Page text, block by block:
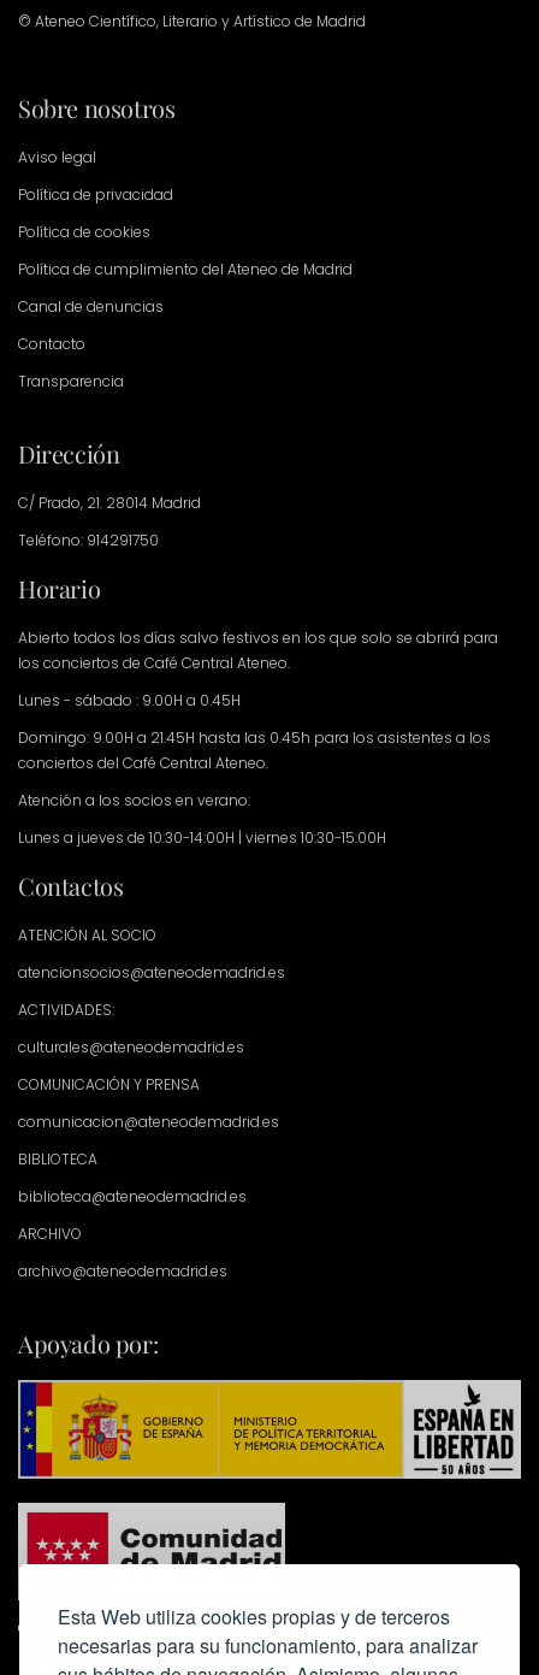
Esta Web utiliza cookies propias y de terceros
necesarias para su funcionamiento, para analizar
© Ateneo Científico, Literario y Artístico de Madrid
Sobre nosotros
Aviso legal
Política de privacidad
Política de cookies
Política de cumplimiento del Ateneo de Madrid
Canal de denuncias
Contacto
Transparencia
Dirección
C/ Prado, 21. 28014 Madrid
Teléfono: 914291750
Horario
Abierto todos los días salvo festivos en los que solo se abrirá para
los conciertos de Café Central Ateneo.
Lunes - sábado : 9.00H a 0.45H
Domingo: 9.00H a 21.45H hasta las 0.45h para los asistentes a los
conciertos del Café Central Ateneo.
Atención a los socios en verano:
Lunes a jueves de 10:30-14:00H | viernes 10:30-15:00H
Contactos
ATENCIÓN AL SOCIO
atencionsocios@ateneodemadrid.es
ACTIVIDADES:
culturales@ateneodemadrid.es
COMUNICACIÓN Y PRENSA
comunicacion@ateneodemadrid.es
BIBLIOTECA
biblioteca@ateneodemadrid.es
ARCHIVO
archivo@ateneodemadrid.es
Apoyado por: